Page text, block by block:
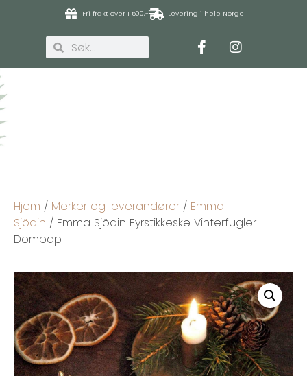
Fri frakt over 1 500,- Levering i hele Norge
Hjem / Merker og leverandører / Emma
Sjödin / Emma Sjödin Fyrstikkeske Vinterfugler
Dompap